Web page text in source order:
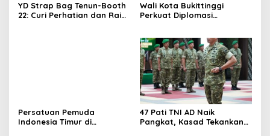
YD Strap Bag Tenun-Booth
22: Curi Perhatian dan Raih
Wali Kota Bukittinggi
Perkuat Diplomasi
Sukseskan 100 Tahun Jam
Gadang
Persatuan Pemuda
Indonesia Timur di
47 Pati TNI AD Naik
Pangkat, Kasad Tekankan